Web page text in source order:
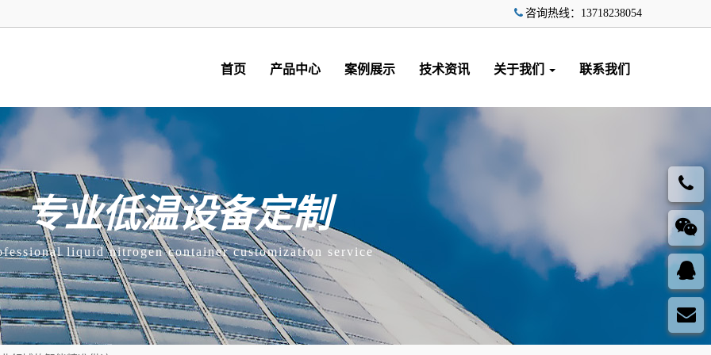
咨询热线：13718238054
首页 产品中心 案例展示 技术资讯 关于我们 联系我们
专业低温设备定制
liquid nitrogen container customization service